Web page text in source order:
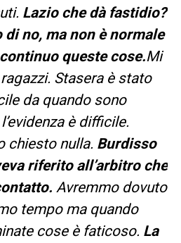
Lazio che dà fastidio?
di no, ma non è normale
queste cose.Mi
Stasera è stato
da quando sono
è difficile.
chiesto nulla. Burdisso
riferito all’arbitro che
Avremmo dovuto
tempo ma quando
cose è faticoso. La